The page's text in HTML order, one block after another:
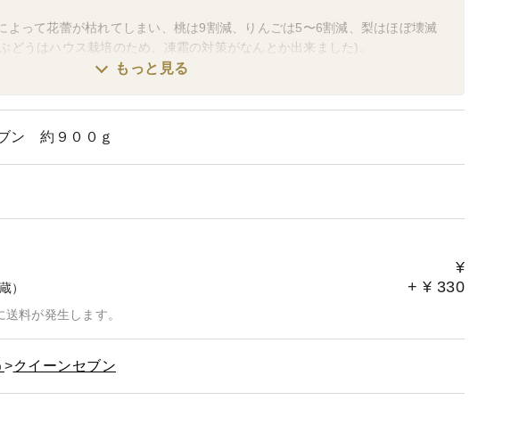
よって花蕾が枯れてしまい、桃は9割減、りんごは5〜6割減、梨はほぼ壊滅
どうはハウス栽培のため、凍霜の対策がなんとか出来ました)。
は大きく落ち込み、特に桃の出荷は出来ないのではないかと思われるほどで
て応援！よろしくお願いいたします。
もっと見る
ン 約９００ｇ
¥
） + ¥ 330
料が発生します。
クイーンセブン